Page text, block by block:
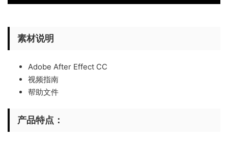
素材说明
Adobe After Effect CC
视频指南
帮助文件
产品特点：